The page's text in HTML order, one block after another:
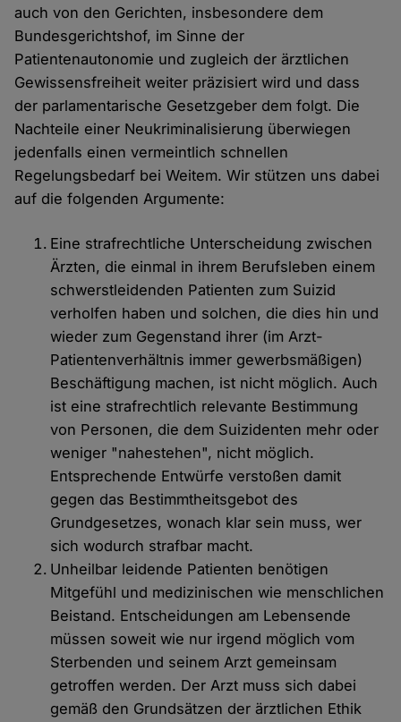
auch von den Gerichten, insbesondere dem
Bundesgerichtshof, im Sinne der
Patientenautonomie und zugleich der ärztlichen
Gewissensfreiheit weiter präzisiert wird und dass
der parlamentarische Gesetzgeber dem folgt. Die
Nachteile einer Neukriminalisierung überwiegen
jedenfalls einen vermeintlich schnellen
Regelungsbedarf bei Weitem. Wir stützen uns dabei
auf die folgenden Argumente:
Eine strafrechtliche Unterscheidung zwischen
Ärzten, die einmal in ihrem Berufsleben einem
schwerstleidenden Patienten zum Suizid
verholfen haben und solchen, die dies hin und
wieder zum Gegenstand ihrer (im Arzt-
Patientenverhältnis immer gewerbsmäßigen)
Beschäftigung machen, ist nicht möglich. Auch
ist eine strafrechtlich relevante Bestimmung
von Personen, die dem Suizidenten mehr oder
weniger "nahestehen", nicht möglich.
Entsprechende Entwürfe verstoßen damit
gegen das Bestimmtheitsgebot des
Grundgesetzes, wonach klar sein muss, wer
sich wodurch strafbar macht.
Unheilbar leidende Patienten benötigen
Mitgefühl und medizinischen wie menschlichen
Beistand. Entscheidungen am Lebensende
müssen soweit wie nur irgend möglich vom
Sterbenden und seinem Arzt gemeinsam
getroffen werden. Der Arzt muss sich dabei
gemäß den Grundsätzen der ärztlichen Ethik